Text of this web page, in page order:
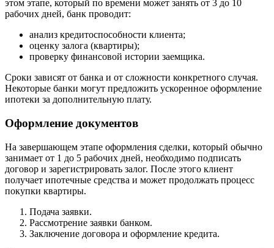
этом этапе, который по времени может занять от 3 до 10
рабочих дней, банк проводит:
анализ кредитоспособности клиента;
оценку залога (квартиры);
проверку финансовой истории заемщика.
Сроки зависят от банка и от сложности конкретного случая.
Некоторые банки могут предложить ускоренное оформление
ипотеки за дополнительную плату.
Оформление документов
На завершающем этапе оформления сделки, который обычно
занимает от 1 до 5 рабочих дней, необходимо подписать
договор и зарегистрировать залог. После этого клиент
получает ипотечные средства и может продолжать процесс
покупки квартиры.
Подача заявки.
Рассмотрение заявки банком.
Заключение договора и оформление кредита.